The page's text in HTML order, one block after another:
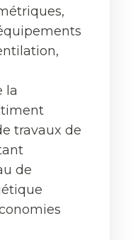
la
travaux de
de